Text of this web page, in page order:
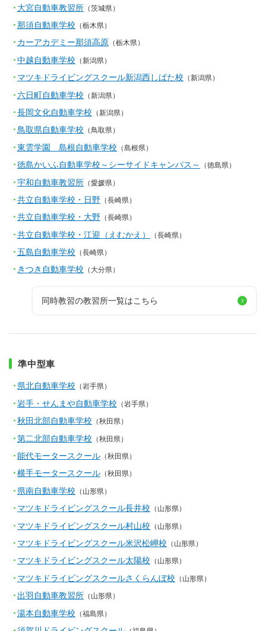
大宮自動車教習所 （茨城県）
那須自動車学校 （栃木県）
カーアカデミー那須高原 （栃木県）
中越自動車学校 （新潟県）
マツキドライビングスクール新潟西しばた校 （新潟県）
六日町自動車学校 （新潟県）
長岡文化自動車学校 （新潟県）
鳥取県自動車学校 （鳥取県）
東雲学園 島根自動車学校 （島根県）
徳島かいふ自動車学校～シーサイドキャンパス～ （徳島県）
宇和自動車教習所 （愛媛県）
共立自動車学校・日野 （長崎県）
共立自動車学校・大野 （長崎県）
共立自動車学校・江迎（えむかえ） （長崎県）
五島自動車学校 （長崎県）
きつき自動車学校 （大分県）
同時教習の教習所一覧はこちら
準中型車
県北自動車学校 （岩手県）
岩手・せんまや自動車学校 （岩手県）
秋田北部自動車学校 （秋田県）
第二北部自動車学校 （秋田県）
能代モータースクール （秋田県）
横手モータースクール （秋田県）
県南自動車学校 （山形県）
マツキドライビングスクール長井校 （山形県）
マツキドライビングスクール村山校 （山形県）
マツキドライビングスクール米沢松岬校 （山形県）
マツキドライビングスクール太陽校 （山形県）
マツキドライビングスクールさくらんぼ校 （山形県）
出羽自動車教習所 （山形県）
湯本自動車学校 （福島県）